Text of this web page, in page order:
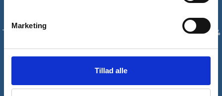
Marketing
Tillad alle
Tilmeld dig vores nyhedsbrev og modtag med det samme en 10%